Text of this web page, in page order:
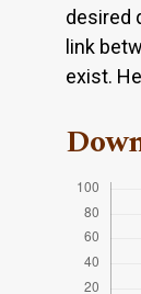
desired
link
exist.